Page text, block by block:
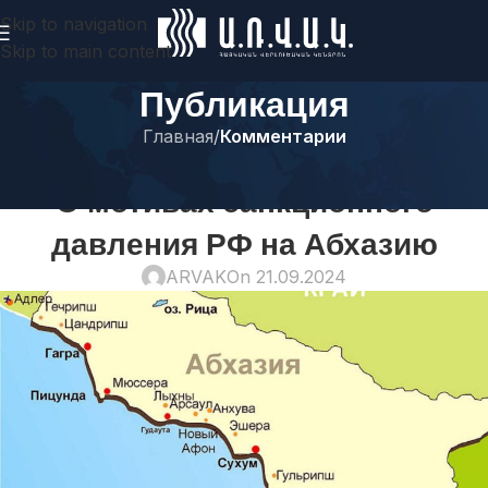
Skip to navigation
Skip to main content
Публикация
Главная/Комментарии
О мотивах санкционного
давления РФ на Абхазию
ARVAKOn 21.09.2024